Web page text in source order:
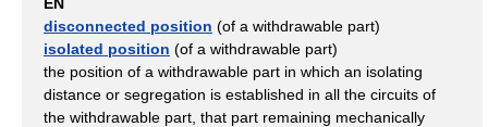
disconnected position (of a withdrawable part)
isolated position (of a withdrawable part)
the position of a withdrawable part in which an isolating
distance or segregation is established in all the circuits of
the withdrawable part, that part remaining mechanically